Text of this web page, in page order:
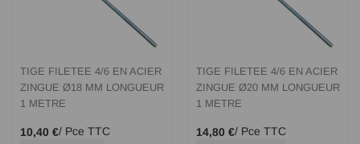
TIGE FILETEE 4/6 EN ACIER
ZINGUE Ø18 MM LONGUEUR
1 METRE
10,40 €/ Pce TTC
TIGE FILETEE 4/6 EN ACIER
ZINGUE Ø20 MM LONGUEUR
1 METRE
14,80 €/ Pce TTC